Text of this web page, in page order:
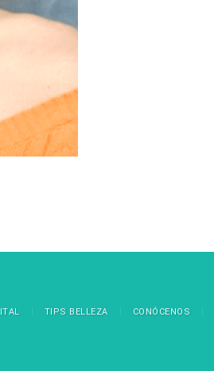
TIPS BELLEZA CONÓCENOS